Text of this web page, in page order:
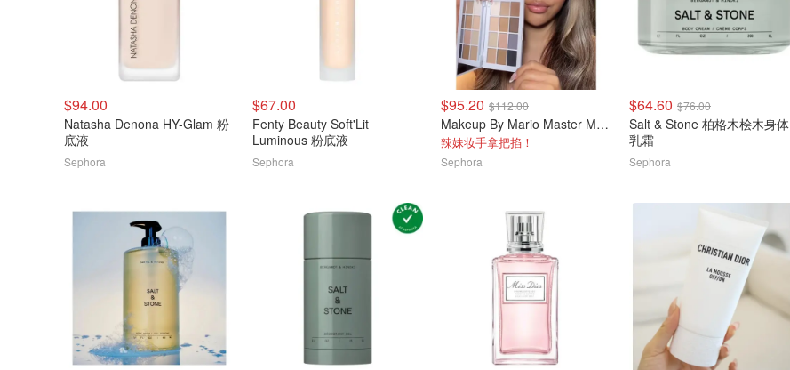
$94.00
Natasha Denona HY-Glam 粉
底液
Sephora
$67.00
Fenty Beauty Soft'Lit
Luminous 粉底液
Sephora
$95.20 $112.00
Makeup By Mario Master Mattes 中性眼影盘
辣妹妆手拿把掐！
Sephora
$64.60 $76.00
Salt & Stone 柏格木桧木身体
乳霜
Sephora